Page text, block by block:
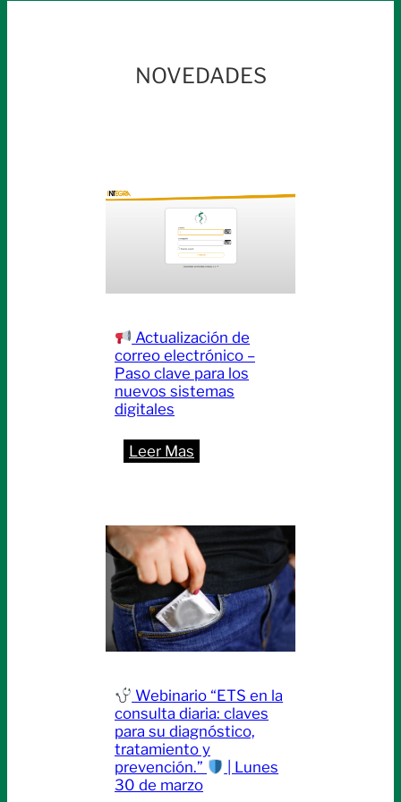
NOVEDADES
Actualización de
correo electrónico –
Paso clave para los
nuevos sistemas
digitales
Leer Mas
correo
electrónico
–
Paso
clave
nuevos
sistemas
digitales
Webinario “ETS en la
consulta diaria: claves
para su diagnóstico,
tratamiento y
prevención.”
| Lunes
30 de marzo